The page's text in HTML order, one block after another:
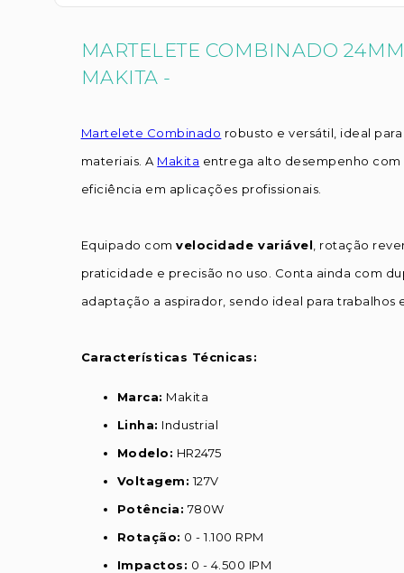
MARTELETE COMBINADO
MAKITA -
Martelete Combinado robusto e versátil, ideal
materiais. A Makita entrega alto desempenho com
eficiência em aplicações profissionais.
Equipado comvelocidade variável , rotação
praticidade e precisão no uso. Conta ainda com
adaptação a aspirador, sendo ideal para
Características Técnicas:
Marca: Makita
Linha: Industrial
Modelo: HR2475
Voltagem: 127V
Potência: 780W
Rotação: 0 - 1.100 RPM
Impactos: 0 - 4.500 IPM